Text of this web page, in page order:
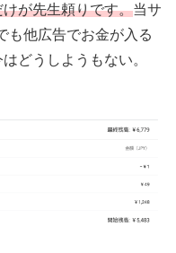
が先生頼りです。当サ
も他広告でお金が入る
どうしようもない。